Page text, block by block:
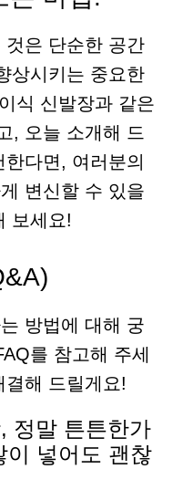
것은 단순한 공간
상시키는 중요한
식 신발장과 같은
, 오늘 소개해 드
다면, 여러분의
변신할 수 있을
보세요!
방법에 대해 궁
를 참고해 주세
해 드릴게요!
정말 튼튼한가
이 넣어도 괜찮